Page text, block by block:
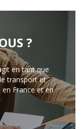
?
en tant que
transport et
France et en